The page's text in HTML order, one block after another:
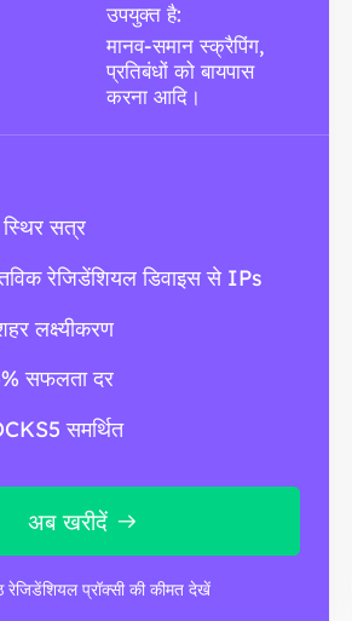
उपयुक्त है:
मानव-समान स्क्रैपिंग,
प्रतिबंधों को बायपास
करना आदि।
सत्र
रेजिडेंशियल डिवाइस से IPs
लक्ष्यीकरण
सफलता दर
समर्थित
अब खरीदें
रेजिडेंशियल प्रॉक्सी की कीमत देखें